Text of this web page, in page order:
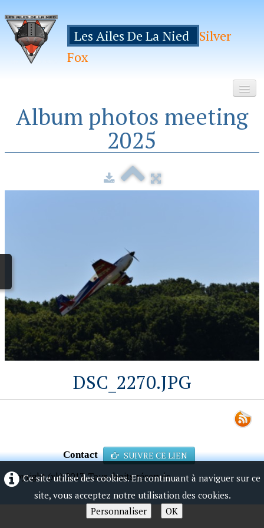
Les Ailes De La Nied
Silver
Fox
Accueil
Album photos meeting
2025
DSC_2270.JPG
Contact SUIVRE CE LIEN
Copyright (xk) 2013. Tous droits réservés.
Ce site utilise des cookies. En continuant à naviguer sur ce
site, vous acceptez notre utilisation des cookies.
Personnaliser
OK